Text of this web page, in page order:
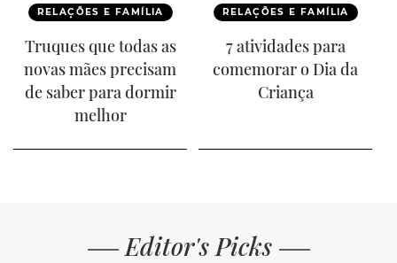
RELAÇÕES E FAMÍLIA
Truques que todas as
novas mães precisam
de saber para dormir
melhor
RELAÇÕES E FAMÍLIA
7 atividades para
comemorar o Dia da
Criança
Editor's Picks